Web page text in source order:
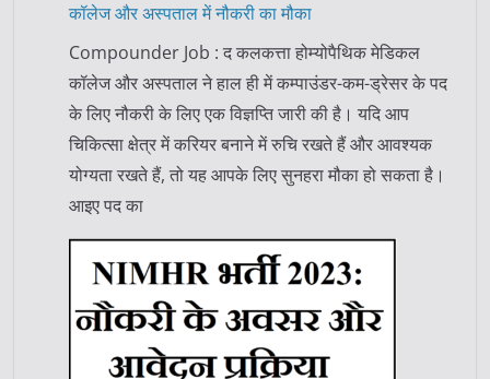
कॉलेज और अस्पताल में नौकरी का मौका
Compounder Job : द कलकत्ता होम्योपैथिक मेडिकल
कॉलेज और अस्पताल ने हाल ही में कम्पाउंडर-कम-ड्रेसर के पद
के लिए नौकरी के लिए एक विज्ञप्ति जारी की है। यदि आप
चिकित्सा क्षेत्र में करियर बनाने में रुचि रखते हैं और आवश्यक
योग्यता रखते हैं, तो यह आपके लिए सुनहरा मौका हो सकता है।
आइए पद का